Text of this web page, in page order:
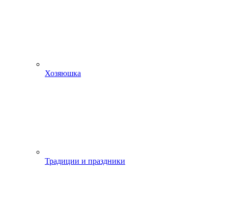
Хозяюшка
Традиции и праздники